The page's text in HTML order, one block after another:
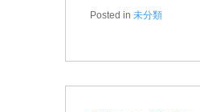
Posted in 未分類